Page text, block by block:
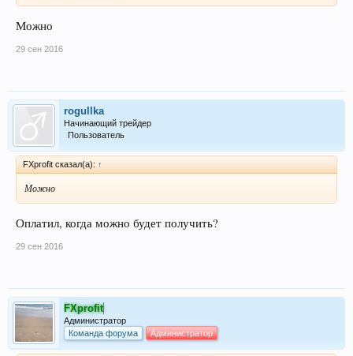
Можно
29 сен 2016
rogullka
Начинающий трейдер
Пользователь
FXprofit сказал(а): ↑
Можно
Оплатил, когда можно будет получить?
29 сен 2016
FXprofit
Администратор
Команда форума
Администратор